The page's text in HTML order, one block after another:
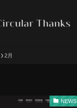
2月
NEWS